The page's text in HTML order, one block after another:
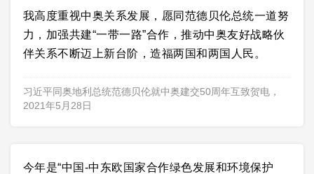
我高度重视中奥关系发展，愿同范德贝伦总统一道努
力，加强共建“一带一路”合作，推动中奥友好战略伙
伴关系不断迈上新台阶，造福两国和两国人民。
习近平同奥地利总统范德贝伦就中奥建交50周年互致贺电，
2021年5月28日
今年是“中国-中东欧国家合作绿色发展和环境保护